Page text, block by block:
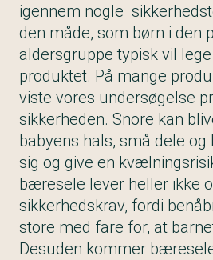
igennem nogle
den måde, som børn i den
aldersgruppe typisk vil
produktet. På mange
viste vores undersøgelse
sikkerheden. Snore kan
babyens hals, små dele og
sig og give en
bæresele lever heller ikke
sikkerhedskrav, fordi
store med fare for, at
Desuden kommer